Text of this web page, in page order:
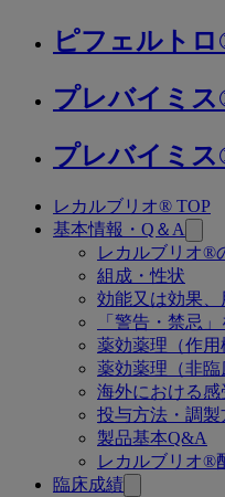
ピフェルト
プレバイミ
プレバイミ
レカルブリオ® TOP
基本情報・Q＆A
レカルブリオ®
組成・性状
効能又は効果
「警告・禁忌
薬効薬理（作用
薬効薬理（非臨
海外における感
投与方法・調製
製品基本Q&A
レカルブリオ®
臨床成績